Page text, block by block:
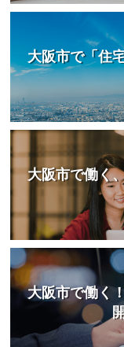
大阪市で「住
大阪市で働く
大阪市で働く